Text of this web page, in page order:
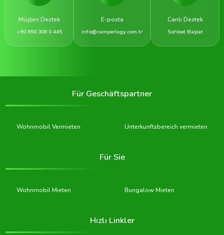
Müşteri Destek
+90 850 308 0 445
E-posta
info@camperlogy.com.tr
Canlı Destek
Sohbet Başlat
Für Geschäftspartner
Wohnmobil Vermieten Unterkunftsbereich vermieten
Für Sie
Wohnmobil Mieten Bungalow Mieten
Hızlı Linkler